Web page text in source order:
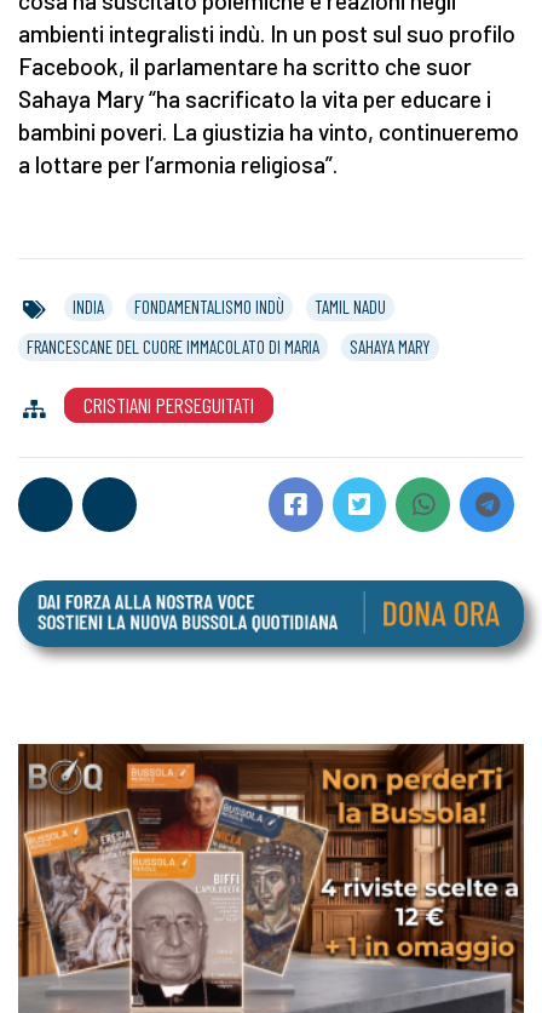
ambienti integralisti indù. In un post sul suo profilo
Facebook, il parlamentare ha scritto che suor
Sahaya Mary “ha sacrificato la vita per educare i
bambini poveri. La giustizia ha vinto, continueremo
a lottare per l’armonia religiosa”.
INDIA FONDAMENTALISMO INDÙ
TAMIL NADU
FRANCESCANE DEL CUORE IMMACOLATO DI MARIA
SAHAYA MARY
CRISTIANI PERSEGUITATI